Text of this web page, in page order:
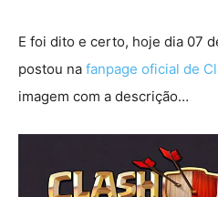
E foi dito e certo, hoje dia 07
postou na fanpage oficial de
imagem com a descrição…